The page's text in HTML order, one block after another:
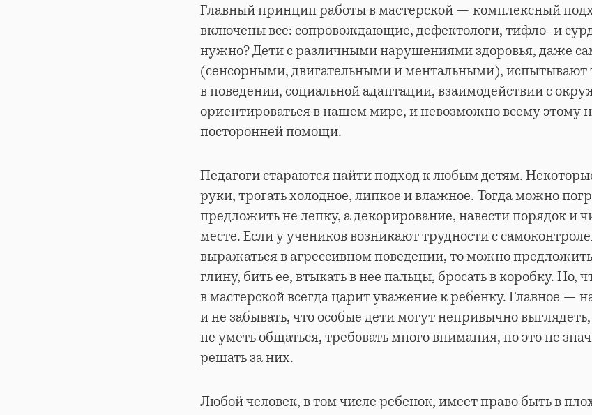
Главный принцип работы в мастерской — комплексный
включены все: сопровождающие, дефектологи, тифло- и
нужно? Дети с различными нарушениями здоровья, даже
(сенсорными, двигательными и ментальными), испытывают
в поведении, социальной адаптации, взаимодействии с
ориентироваться в нашем мире, и невозможно всему этому
посторонней помощи.
Педагоги стараются найти подход к любым детям.
руки, трогать холодное, липкое и влажное. Тогда можно
предложить не лепку, а декорирование, навести порядок и
месте. Если у учеников возникают трудности с
выражаться в агрессивном поведении, то можно
глину, бить ее, втыкать в нее пальцы, бросать в коробку. Но,
в мастерской всегда царит уважение к ребенку. Главное —
и не забывать, что особые дети могут непривычно
не уметь общаться, требовать много внимания, но это не
решать за них.
Любой человек, в том числе ребенок, имеет право быть в